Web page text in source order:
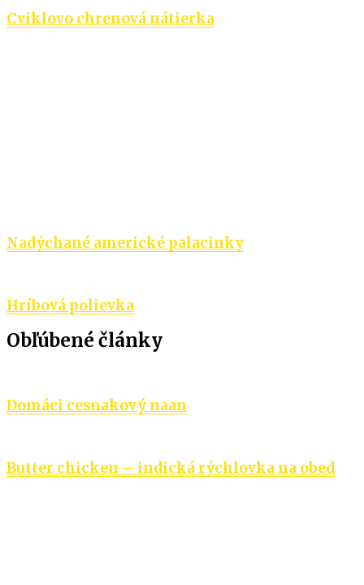
Cviklovo chrenová nátierka
Nadýchané americké palacinky
Hríbová polievka
Obľúbené články
Domáci cesnakový naan
Butter chicken – indická rýchlovka na obed